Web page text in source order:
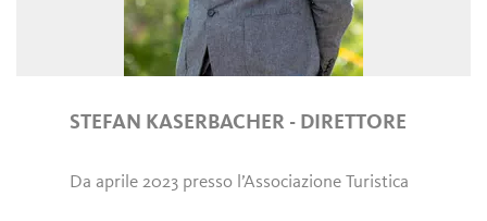
STEFAN KASERBACHER - DIRETTORE
Da aprile 2023 presso l’Associazione Turistica